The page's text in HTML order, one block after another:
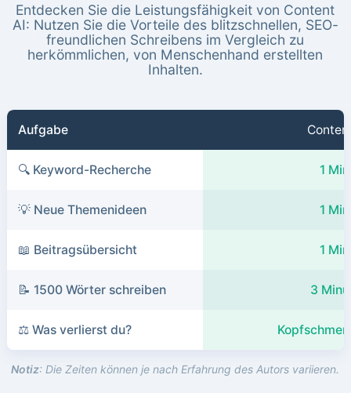
Entdecken Sie die Leistungsfähigkeit von Content
AI: Nutzen Sie die Vorteile des blitzschnellen, SEO-
freundlichen Schreibens im Vergleich zu
herkömmlichen, von Menschenhand erstellten
Inhalten.
Aufgabe
🔍 Keyword-Recherche 1
💡 Neue Themenideen 1
📖 Beitragsübersicht 1
📝 1500 Wörter schreiben 3
⚖️ Was verlierst du?
Notiz: Die Zeiten können je nach Erfahrung des Autors variieren.